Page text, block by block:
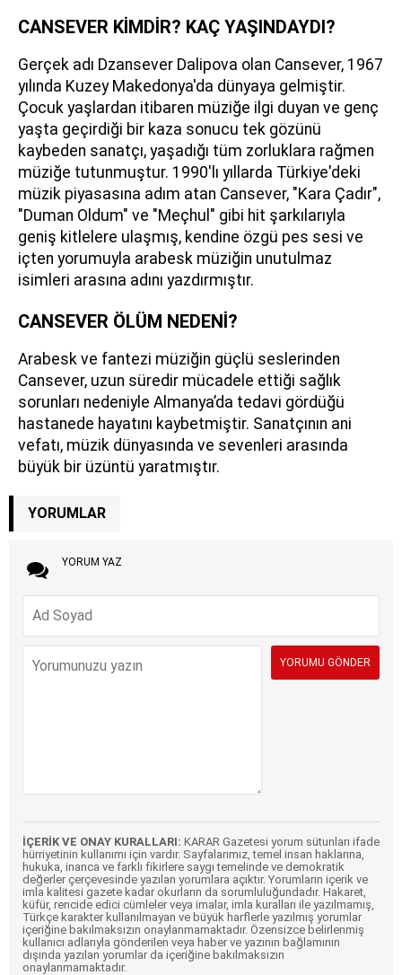
CANSEVER KİMDİR? KAÇ YAŞINDAYDI?
Gerçek adı Dzansever Dalipova olan Cansever, 1967
yılında Kuzey Makedonya'da dünyaya gelmiştir.
Çocuk yaşlardan itibaren müziğe ilgi duyan ve genç
yaşta geçirdiği bir kaza sonucu tek gözünü
kaybeden sanatçı, yaşadığı tüm zorluklara rağmen
müziğe tutunmuştur. 1990'lı yıllarda Türkiye'deki
müzik piyasasına adım atan Cansever, "Kara Çadır",
"Duman Oldum" ve "Meçhul" gibi hit şarkılarıyla
geniş kitlelere ulaşmış, kendine özgü pes sesi ve
içten yorumuyla arabesk müziğin unutulmaz
isimleri arasına adını yazdırmıştır.
CANSEVER ÖLÜM NEDENİ?
Arabesk ve fantezi müziğin güçlü seslerinden
Cansever, uzun süredir mücadele ettiği sağlık
sorunları nedeniyle Almanya’da tedavi gördüğü
hastanede hayatını kaybetmiştir. Sanatçının ani
vefatı, müzik dünyasında ve sevenleri arasında
büyük bir üzüntü yaratmıştır.
YORUMLAR
YORUM YAZ
İÇERİK VE ONAY KURALLARI: KARAR Gazetesi yorum sütunları ifade
hürriyetinin kullanımı için vardır. Sayfalarımız, temel insan haklarına,
hukuka, inanca ve farklı fikirlere saygı temelinde ve demokratik
değerler çerçevesinde yazılan yorumlara açıktır. Yorumların içerik ve
imla kalitesi gazete kadar okurların da sorumluluğundadır. Hakaret,
küfür, rencide edici cümleler veya imalar, imla kuralları ile yazılmamış,
Türkçe karakter kullanılmayan ve büyük harflerle yazılmış yorumlar
içeriğine bakılmaksızın onaylanmamaktadır. Özensizce belirlenmiş
kullanıcı adlarıyla gönderilen veya haber ve yazının bağlamının
dışında yazılan yorumlar da içeriğine bakılmaksızın
onaylanmamaktadır.